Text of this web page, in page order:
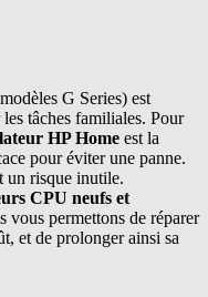
G Series) est
tâches familiales. Pour
HP Home est la
pour éviter une panne.
un risque inutile.
CPU neufs et
vous permettons de réparer
et de prolonger ainsi sa